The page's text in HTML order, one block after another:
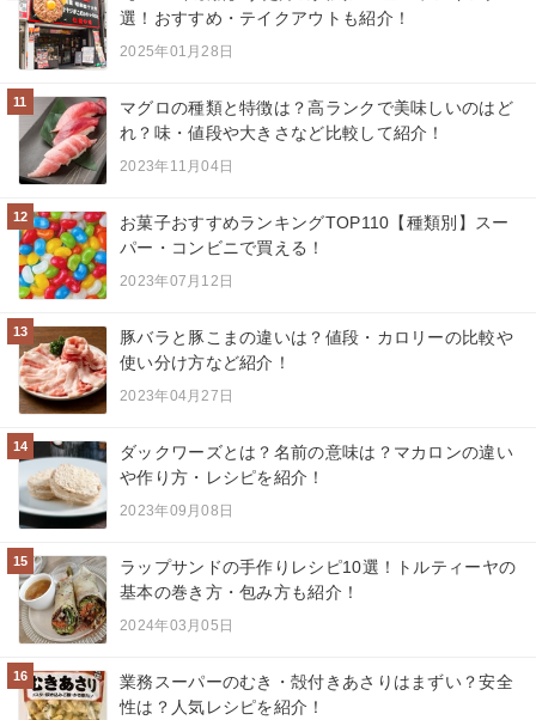
選！おすすめ・テイクアウトも紹介！
2025年01月28日
11
マグロの種類と特徴は？高ランクで美味しいのはど
れ？味・値段や大きさなど比較して紹介！
2023年11月04日
12
お菓子おすすめランキングTOP110【種類別】スー
パー・コンビニで買える！
2023年07月12日
13
豚バラと豚こまの違いは？値段・カロリーの比較や
使い分け方など紹介！
2023年04月27日
14
ダックワーズとは？名前の意味は？マカロンの違い
や作り方・レシピを紹介！
2023年09月08日
15
ラップサンドの手作りレシピ10選！トルティーヤの
基本の巻き方・包み方も紹介！
2024年03月05日
16
業務スーパーのむき・殻付きあさりはまずい？安全
性は？人気レシピを紹介！